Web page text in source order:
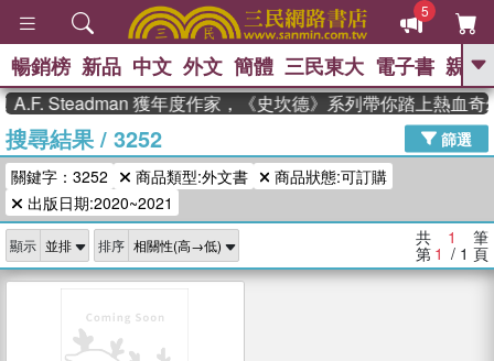
5
GO
高希均教授回憶錄
、 The Odyssey 、 父親節 、 如果歷
史是一群喵 、 暑期推薦 、
登輝時代 、 數學女孩：黎曼猜想 、
偉大的迷走神經
暢銷榜 新品 中文 外文 簡體 三民東大 電子書 親子
Steadman 獲年度作家，《史坎德》系列帶你踏上熱血奇
搜尋結果/ 3252
篩選
關鍵字：3252
商品類型:外文書
商品狀態:可訂購
出版日期:2020~2021
顯示 排序 共 1 筆
第 1 / 1 頁